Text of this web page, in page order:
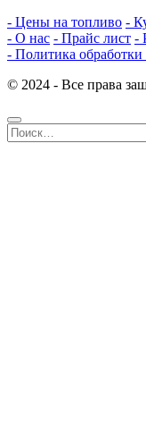
- Цены на топливо -
- О нас - Прайс лист -
- Политика
© 2024 - Все права
Найти: